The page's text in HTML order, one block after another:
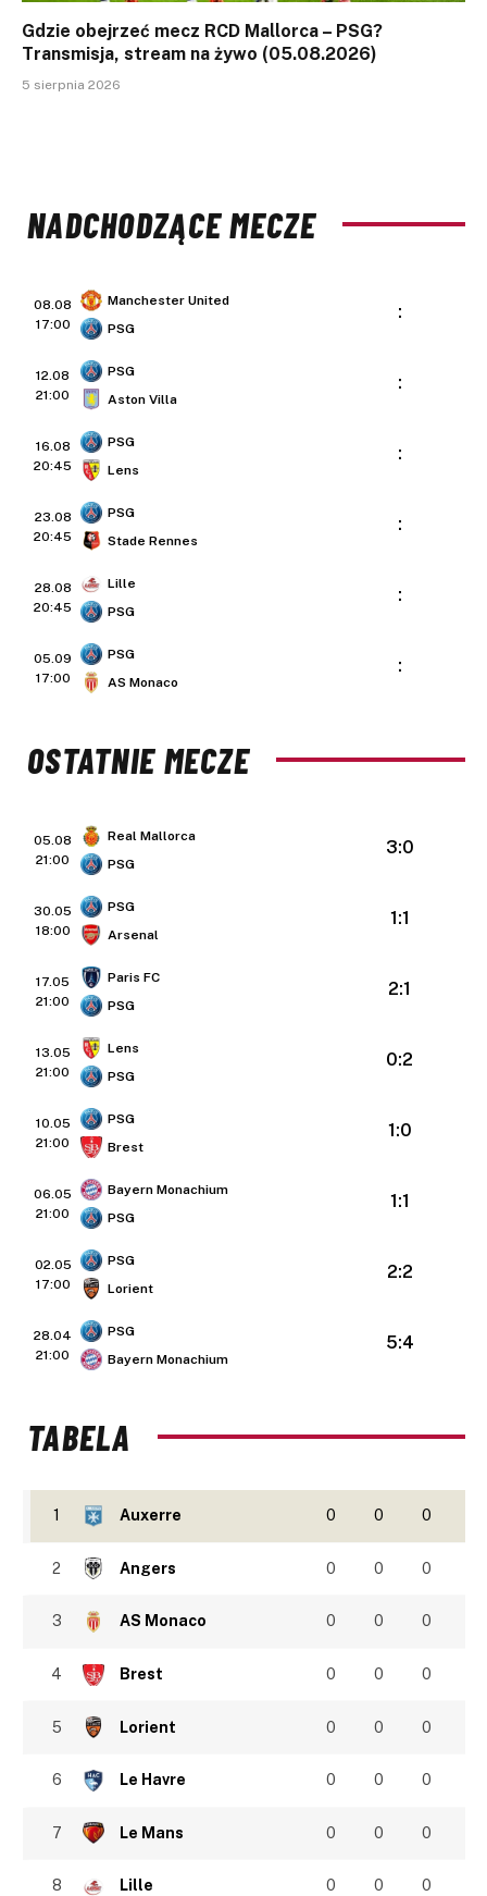
Gdzie obejrzeć mecz RCD Mallorca – PSG?
Transmisja, stream na żywo (05.08.2026)
5 sierpnia 2026
NADCHODZĄCE MECZE
08.08
17:00
Manchester United
PSG
:
12.08
21:00
PSG
Aston Villa
:
16.08
20:45
PSG
Lens
:
23.08
20:45
PSG
Stade Rennes
:
28.08
20:45
Lille
PSG
:
05.09
17:00
PSG
AS Monaco
:
OSTATNIE MECZE
05.08
21:00
Real Mallorca
PSG
3:0
30.05
18:00
PSG
Arsenal
1:1
17.05
21:00
Paris FC
PSG
2:1
13.05
21:00
Lens
PSG
0:2
10.05
21:00
PSG
Brest
1:0
06.05
21:00
Bayern Monachium
PSG
1:1
02.05
17:00
PSG
Lorient
2:2
28.04
21:00
PSG
Bayern Monachium
5:4
TABELA
1 Auxerre 0 0 0
2 Angers 0 0 0
3 AS Monaco 0 0 0
4 Brest 0 0 0
5 Lorient 0 0 0
6 Le Havre 0 0 0
7 Le Mans 0 0 0
8 Lille 0 0 0